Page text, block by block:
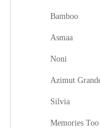
Bamboo
Asmaa
Noni
Azimut
Silvia
Memories Too